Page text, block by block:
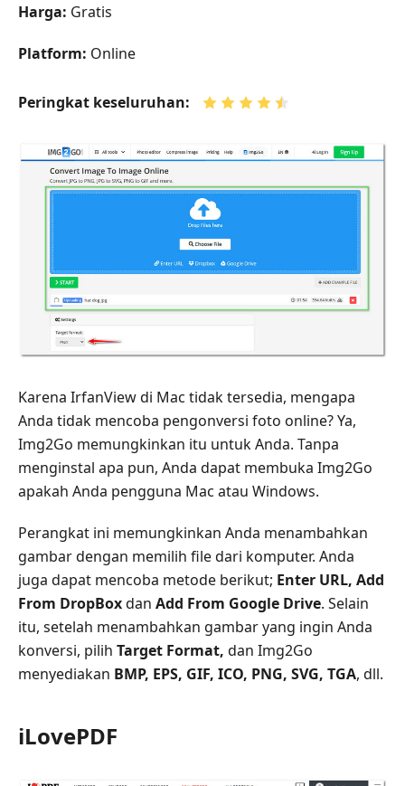
Harga: Gratis
Platform: Online
Peringkat keseluruhan:
Karena IrfanView di Mac tidak tersedia, mengapa
Anda tidak mencoba pengonversi foto online? Ya,
Img2Go memungkinkan itu untuk Anda. Tanpa
menginstal apa pun, Anda dapat membuka Img2Go
apakah Anda pengguna Mac atau Windows.
Perangkat ini memungkinkan Anda menambahkan
gambar dengan memilih file dari komputer. Anda
juga dapat mencoba metode berikut; Enter URL, Add
From DropBoxdan Add From Google Drive. Selain
itu, setelah menambahkan gambar yang ingin Anda
konversi, pilih Target Format, dan Img2Go
menyediakan BMP, EPS, GIF, ICO, PNG, SVG, TGA, dll.
iLovePDF